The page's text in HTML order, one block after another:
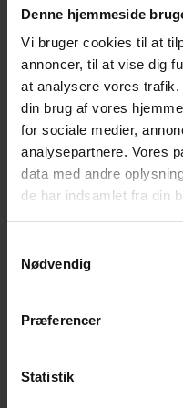
Denne hjemmeside
Vi bruger cookies til at
annoncer, til at vise dig
at analysere vores
din brug af vores
for sociale medier,
analysepartnere. Vores
data med andre
de har indsamlet fra din
Nødvendig
Præferencer
Statistik
LOGIN-SIDEN
DUKKER ALDRIG
Hvis forbindelsen bliver
etableret, men login-
alligevel ikke dukker op,
browseren startes,
fejlen ofte en forkert
indstilling. Den skal
sættes automatisk af det
forbindelse og vælge